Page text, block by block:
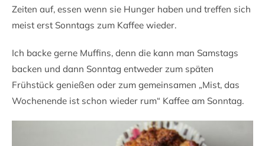
Zeiten auf, essen wenn sie Hunger haben und treffen sich
meist erst Sonntags zum Kaffee wieder.
Ich backe gerne Muffins, denn die kann man Samstags
backen und dann Sonntag entweder zum späten
Frühstück genießen oder zum gemeinsamen „Mist, das
Wochenende ist schon wieder rum“ Kaffee am Sonntag.